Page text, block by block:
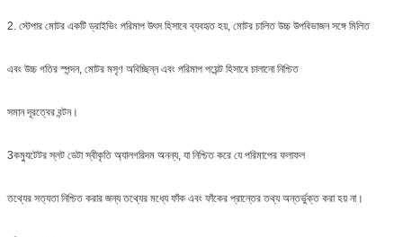
2. স্টেপার মোটর একটি ড্রাইভিং পরিমাপ উৎস হিসাবে ব্যবহৃত হয়, মোটর চালিত উচ্চ উপবিভাজন সঙ্গে মিলিত
এবং উচ্চ গতির স্পন্দন, মোটর মসৃণ অবিচ্ছিন্ন এবং পরিমাপ পয়েন্ট হিসাবে চালানো নিশ্চিত
সমান দূরত্বের বন্টন।
3কম্যুটেটর স্লট ডেটা স্বীকৃতি অ্যালগরিদম অনন্য, যা নিশ্চিত করে যে পরিমাপের ফলাফল
তথ্যের সত্যতা নিশ্চিত করার জন্য তথ্যের মধ্যে ফাঁক এবং ফাঁকের প্রান্তের তথ্য অন্তর্ভুক্ত করা হয় না।